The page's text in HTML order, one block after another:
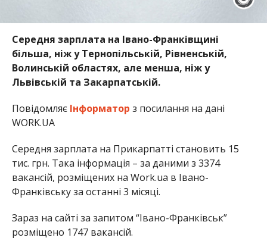
Середня зарплата на Івано-Франківщині
більша, ніж у Тернопільській, Рівненській,
Волинській областях, але менша, ніж у
Львівській та Закарпатській.
Повідомляє Інформатор з посилання на дані
WORK.UA
Середня зарплата на Прикарпатті становить 15
тис. грн. Така інформація – за даними з 3374
вакансій, розміщених на Work.ua в Івано-
Франківську за останні 3 місяці.
Зараз на сайті за запитом “Івано-Франківськ”
розміщено 1747 вакансій.